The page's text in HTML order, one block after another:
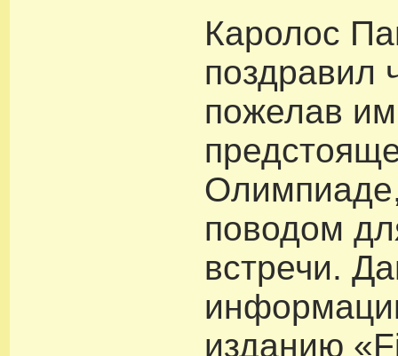
Каролос
поздравил
пожелав
поводом
встречи.
изданию